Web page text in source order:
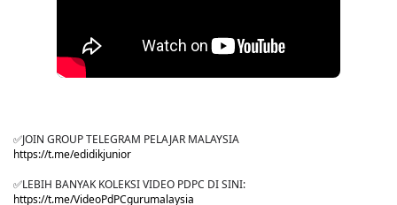
✅JOIN GROUP TELEGRAM PELAJAR MALAYSIA
https://t.me/edidikjunior
✅LEBIH BANYAK KOLEKSI VIDEO PDPC DI SINI:
https://t.me/VideoPdPCgurumalaysia